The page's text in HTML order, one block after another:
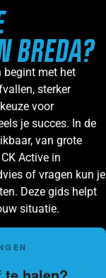
BREDA?
begint met het
sterker
voor
je succes. In de
van grote
Active in
of vragen kun je
Deze gids helpt
situatie.